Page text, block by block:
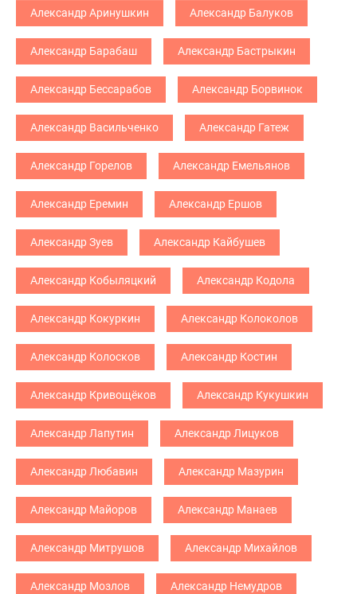
Александр Аринушкин Александр Балуков
Александр Барабаш Александр Бастрыкин
Александр Бессарабов Александр Борвинок
Александр Васильченко Александр Гатеж
Александр Горелов Александр Емельянов
Александр Еремин Александр Ершов
Александр Зуев Александр Кайбушев
Александр Кобыляцкий Александр Кодола
Александр Кокуркин Александр Колоколов
Александр Колосков Александр Костин
Александр Кривощёков Александр Кукушкин
Александр Лапутин Александр Лицуков
Александр Любавин Александр Мазурин
Александр Майоров Александр Манаев
Александр Митрушов Александр Михайлов
Александр Мозлов Александр Немудров